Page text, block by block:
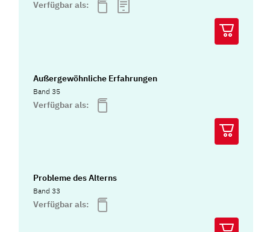
Verfügbar als:
Außergewöhnliche Erfahrungen
Band 35
Verfügbar als:
Probleme des Alterns
Band 33
Verfügbar als: